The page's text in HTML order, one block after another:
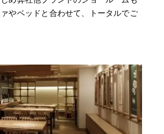
やベッドと合わせて、トータルでご